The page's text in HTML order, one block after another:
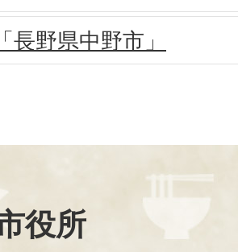
長野県中野市」
役所